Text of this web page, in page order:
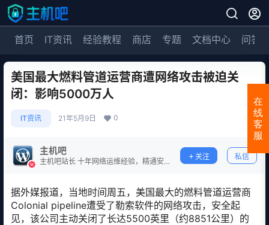
首页 IT资讯 经验教程 商店 专题 文档中心 问答
美国最大燃料管道运营商遭网络攻击被迫关
闭：影响5000万人
IT资讯 21年5月9日 0
主机吧
主机吧站长 十年网络运维经验，精通安
关注 私信
据外媒报道，当地时间周五，美国最大的燃料管道运营商
Colonial pipeline遭受了勒索软件的网络攻击，安全起
见，该公司主动关闭了长达5500英里（约8851公里）的
在
线
客
服